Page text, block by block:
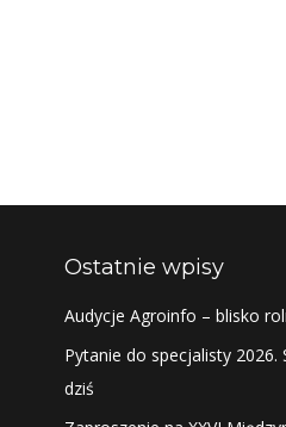
Ostatnie wpisy
Audycje Agroinfo – blisko
Pytanie do specjalisty
dziś